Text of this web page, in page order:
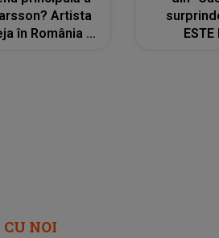
Artista
în România și
NOI